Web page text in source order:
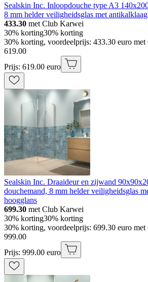
Sealskin Inc. Inloopdouche type A3
8 mm helder veiligheidsglas met
433.30 met Club Karwei
30% korting30% korting
30% korting, voordeelprijs: 433.30 euro
619.00
Prijs: 619.00 euro
Sealskin Inc. Draaideur en zijwand
douchemand, 8 mm helder veiligheidsglas
hoogglans
699.30 met Club Karwei
30% korting30% korting
30% korting, voordeelprijs: 699.30 euro
999.00
Prijs: 999.00 euro